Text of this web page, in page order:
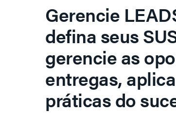
Gerencie
defina seus
gerencie as
entregas,
práticas do